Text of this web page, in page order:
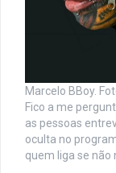
Marcelo BBoy.
Fico a me
as pessoas
oculta no
quem liga se não